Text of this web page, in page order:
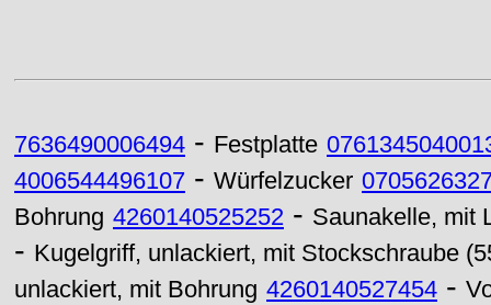
7636490006494 - Festplatte
4006544496107 - Würfelzucker
Bohrung 4260140525252 - Saunakelle, mit
- Kugelgriff, unlackiert, mit Stockschraube
unlackiert, mit Bohrung 4260140527454 -